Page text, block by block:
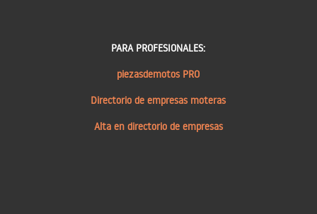
PARA PROFESIONALES:
piezasdemotos PRO
Directorio de empresas moteras
Alta en directorio de empresas